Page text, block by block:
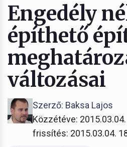
Engedély
építhető
változásai
Szerző: Baksa Lajos
Közzétéve:
frissítés: 2015.03.04.